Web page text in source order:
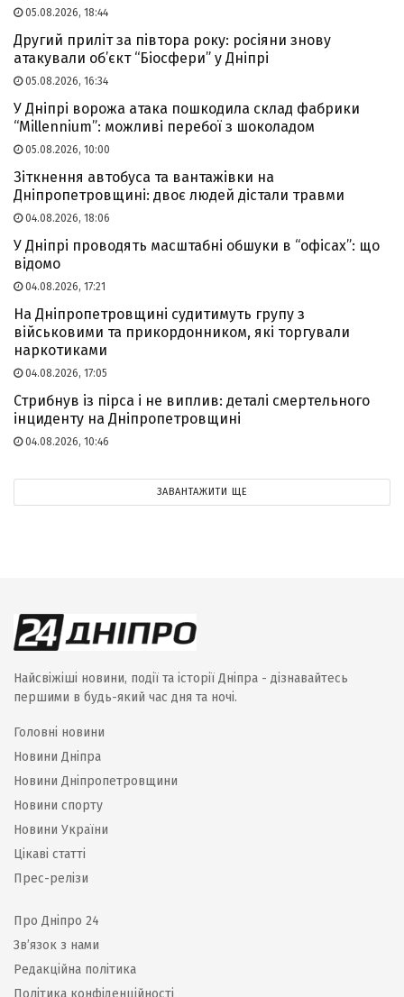
05.08.2026, 18:44
Другий приліт за півтора року: росіяни знову
атакували об’єкт “Біосфери” у Дніпрі
05.08.2026, 16:34
У Дніпрі ворожа атака пошкодила склад фабрики
“Millennium”: можливі перебої з шоколадом
05.08.2026, 10:00
Зіткнення автобуса та вантажівки на
Дніпропетровщині: двоє людей дістали травми
04.08.2026, 18:06
У Дніпрі проводять масштабні обшуки в “офісах”: що
відомо
04.08.2026, 17:21
На Дніпропетровщині судитимуть групу з
військовими та прикордонником, які торгували
наркотиками
04.08.2026, 17:05
Стрибнув із пірса і не виплив: деталі смертельного
інциденту на Дніпропетровщині
04.08.2026, 10:46
ЗАВАНТАЖИТИ ЩЕ
Найсвіжіші новини, події та історії Дніпра - дізнавайтесь
першими в будь-який час дня та ночі.
Головні новини
Новини Дніпра
Новини Дніпропетровщини
Новини спорту
Новини України
Цікаві статті
Прес-релізи
Про Дніпро 24
Зв’язок з нами
Редакційна політика
Політика конфіденційності